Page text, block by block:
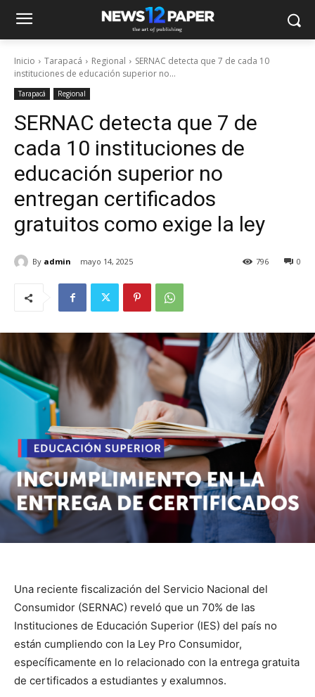
Inicio Tarapacá Regional
SERNAC detecta que 7 de cada 10
instituciones de educación superior no...
Tarapacá Regional
SERNAC detecta que 7 de
cada 10 instituciones de
educación superior no
entregan certificados
gratuitos como exige la ley
By admin mayo 14, 2025 0
796
Una reciente fiscalización del Servicio Nacional del
Consumidor (SERNAC) reveló que un 70% de las
Instituciones de Educación Superior (IES) del país no
están cumpliendo con la Ley Pro Consumidor,
específicamente en lo relacionado con la entrega gratuita
de certificados a estudiantes y exalumnos.